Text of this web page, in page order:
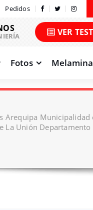
Pedidos
VER
Fotos Melamina
Arequipa
La Unión